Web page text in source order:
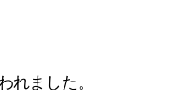
れました。